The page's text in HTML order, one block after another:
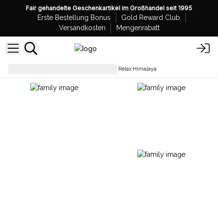
Fair gehandelte Geschenkartikel im Großhandel seit 1995
Erste Bestellung Bonus
Gold Reward Club
Versandkosten
Mengenrabatt
Relax Himalaya